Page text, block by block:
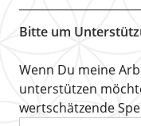
Bitte um
Wenn Du meine
unterstützen
wertschätzende